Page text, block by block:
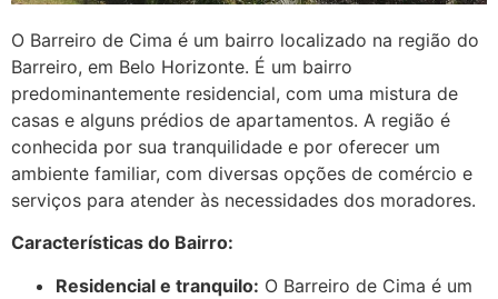
O Barreiro de Cima é um bairro localizado na região do
Barreiro, em Belo Horizonte. É um bairro
predominantemente residencial, com uma mistura de
casas e alguns prédios de apartamentos. A região é
conhecida por sua tranquilidade e por oferecer um
ambiente familiar, com diversas opções de comércio e
serviços para atender às necessidades dos moradores.
Características do Bairro:
Residencial e tranquilo: O Barreiro de Cima é um